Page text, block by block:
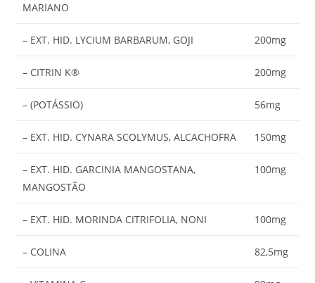
MARIANO
– EXT. HID. LYCIUM BARBARUM, GOJI 200mg
– CITRIN K® 200mg
– (POTÁSSIO) 56mg
– EXT. HID. CYNARA SCOLYMUS, ALCACHOFRA 150mg
– EXT. HID. GARCINIA MANGOSTANA,
MANGOSTÃO
100mg
– EXT. HID. MORINDA CITRIFOLIA, NONI 100mg
– COLINA 82,5mg